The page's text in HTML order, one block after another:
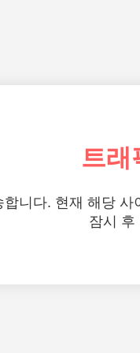
트래
합니다. 현재 해당
잠시 후